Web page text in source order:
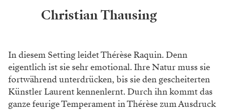
Christian Thausing
In diesem Setting leidet Thérèse Raquin. Denn
eigentlich ist sie sehr emotional. Ihre Natur muss sie
fortwährend unterdrücken, bis sie den gescheiterten
Künstler Laurent kennenlernt. Durch ihn kommt das
ganze feurige Temperament in Thérèse zum Ausdruck